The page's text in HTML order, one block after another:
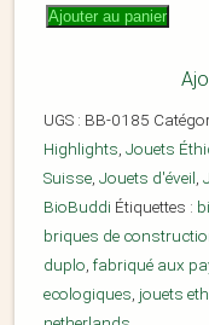
Ajouter au panier
UGS : BB-0185
Highlights, Jouets
Suisse, Jouets d'éveil,
BioBuddi Étiquettes :
briques de
duplo, fabriqué aux
ecologiques, jouets